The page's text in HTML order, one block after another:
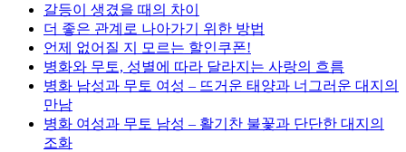
갈등이 생겼을 때의 차이
더 좋은 관계로 나아가기 위한 방법
언제 없어질 지 모르는 할인쿠폰!
병화와 무토, 성별에 따라 달라지는 사랑의 흐름
병화 남성과 무토 여성 – 뜨거운 태양과 너그러운 대지의
만남
병화 여성과 무토 남성 – 활기찬 불꽃과 단단한 대지의
조화